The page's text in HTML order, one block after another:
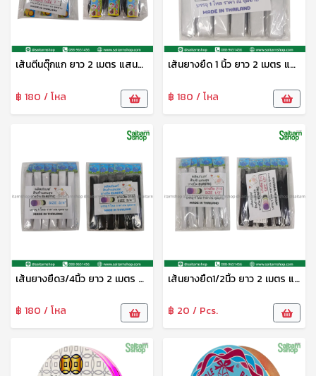
เส้นตีนตุ๊กแก ยาว 2 เมตร แสนสุข
฿ 180 / โหล
เส้นยางยืด 1 นิ้ว ยาว 2 เมตร แสนสุข
฿ 180 / โหล
เส้นยางยืด3/4นิ้ว ยาว 2 เมตร แสนสุข
฿ 180 / โหล
เส้นยางยืด1/2นิ้ว ยาว 2 เมตร แสนสุข
฿ 20 / Pcs.